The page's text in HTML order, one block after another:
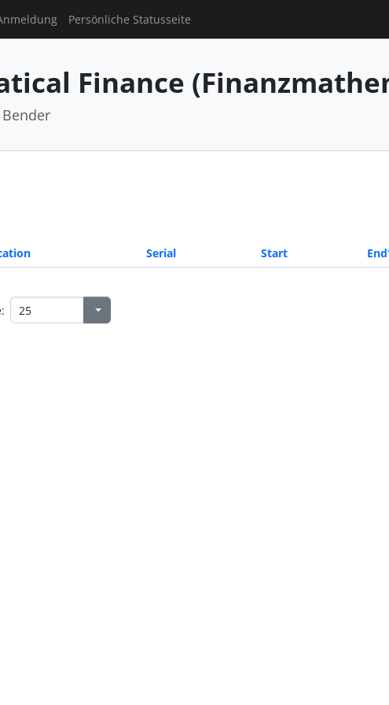
Persönliche Statusseite
Finance
Serial Start End